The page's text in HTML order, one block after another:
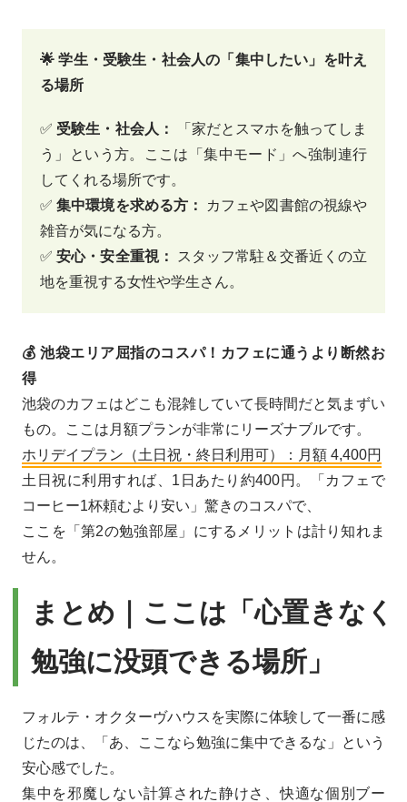
🌟 学生・受験生・社会人の「集中したい」を叶え
る場所
✅ 受験生・社会人：
「家だとスマホを触ってしま
う」という方。ここは「集中モード」へ強制連行
してくれる場所です。
✅集中環境を求める方：
カフェや図書館の視線や
雑音が気になる方。
✅安心・安全重視：
スタッフ常駐＆交番近くの立
地を重視する女性や学生さん。
💰 池袋エリア屈指のコスパ！カフェに通うより断然お
得
池袋のカフェはどこも混雑していて長時間だと気まずい
もの。ここは月額プランが非常にリーズナブルです。
ホリデイプラン（土日祝・終日利用可）：月額 4,400円
土日祝に利用すれば、1日あたり約400円。「カフェで
コーヒー1杯頼むより安い」驚きのコスパで、
ここを「第2の勉強部屋」にするメリットは計り知れま
せん。
まとめ｜ここは「心置きなく
勉強に没頭できる場所」
フォルテ・オクターヴハウスを実際に体験して一番に感
じたのは、「あ、ここなら勉強に集中できるな」という
安心感でした。
集中を邪魔しない計算された静けさ、快適な個別ブー